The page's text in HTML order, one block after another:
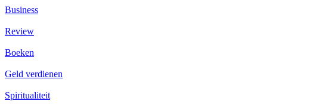
Business
Review
Boeken
Geld verdienen
Spiritualiteit